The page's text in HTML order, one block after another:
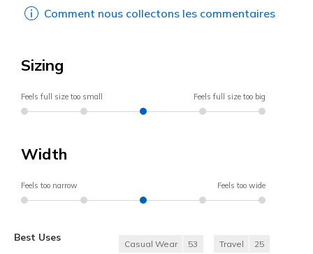
Comment nous collectons les commentaires
Sizing
Feels full size too small Feels full size too big
Width
Feels too narrow Feels too wide
Best Uses
Casual Wear 53 Travel 25